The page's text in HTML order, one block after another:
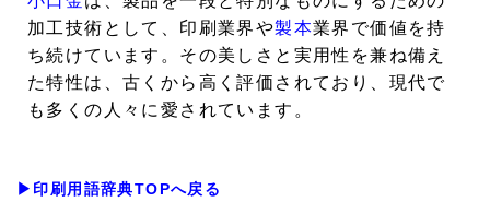
加工技術として、印刷業界や製本業界で価値を持
ち続けています。その美しさと実用性を兼ね備え
た特性は、古くから高く評価されており、現代で
も多くの人々に愛されています。
▶印刷用語辞典TOPへ戻る